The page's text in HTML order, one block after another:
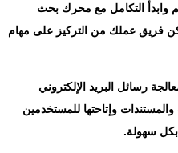
وابدأ التكامل مع محرك بحث
فريق عملك من التركيز على مهام
رسائل البريد الإلكتروني
وإتاحتها للمستخدمين
بكل سهولة.